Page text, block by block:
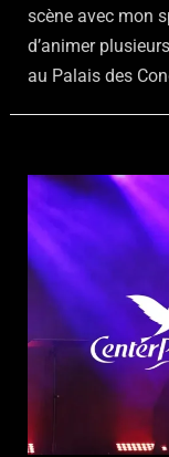
scène avec mon
d’animer
au Palais des